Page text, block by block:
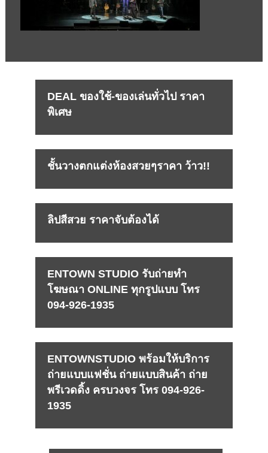
DEAL ของใช้-ของเล่นทั่วไป ราคา
พิเศษ
ชั้นวางตกแต่งห้องสวยๆราคา ว้าว!!
ลิปสีสวย ราคาจับต้องได้
ENTOWN STUDIO รับถ่ายทำ
โฆษณา ONLINE ทุกรูปแบบ โทร
094-926-1935
ENTOWNSTUDIO พร้อมให้บริการ
ถ่ายแบบแฟชั่น ถ่ายแบบสินค้า ถ่าย
พรีเวดดิ้ง ครบวงจร โทร 094-926-
1935